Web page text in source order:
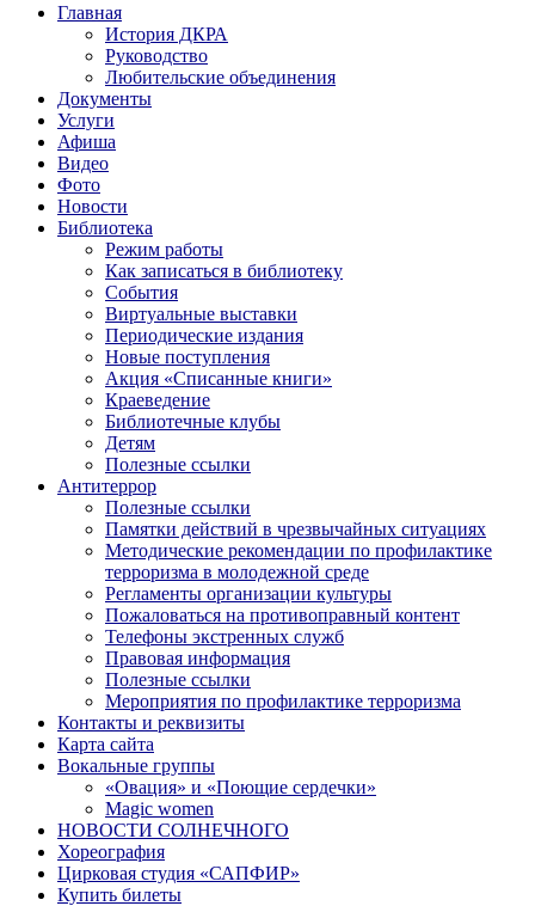
Главная
История ДКРА
Руководство
Любительские объединения
Документы
Услуги
Афиша
Видео
Фото
Новости
Библиотека
Режим работы
Как записаться в библиотеку
События
Виртуальные выставки
Периодические издания
Новые поступления
Акция «Списанные книги»
Краеведение
Библиотечные клубы
Детям
Полезные ссылки
Антитеррор
Полезные ссылки
Памятки действий в чрезвычайных ситуациях
Методические рекомендации по профилактике
терроризма в молодежной среде
Регламенты организации культуры
Пожаловаться на противоправный контент
Телефоны экстренных служб
Правовая информация
Полезные ссылки
Мероприятия по профилактике терроризма
Контакты и реквизиты
Карта сайта
Вокальные группы
«Овация» и «Поющие сердечки»
Magic women
НОВОСТИ СОЛНЕЧНОГО
Хореография
Цирковая студия «САПФИР»
Купить билеты